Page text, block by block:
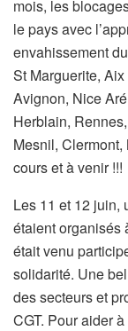
mois, les
le pays avec
envahissement
St Marguerite,
Avignon, Nice
Herblain,
Mesnil, Clermont,
cours et à venir !!!
Les 11 et 12 juin,
étaient organisés
était venu
solidarité. Une
des secteurs et
CGT. Pour aider